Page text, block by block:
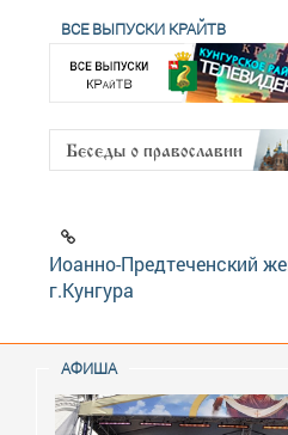
ВСЕ ВЫПУСКИ КРАЙТВ
Иоанно-Предтеченский
г.Кунгура
АФИША